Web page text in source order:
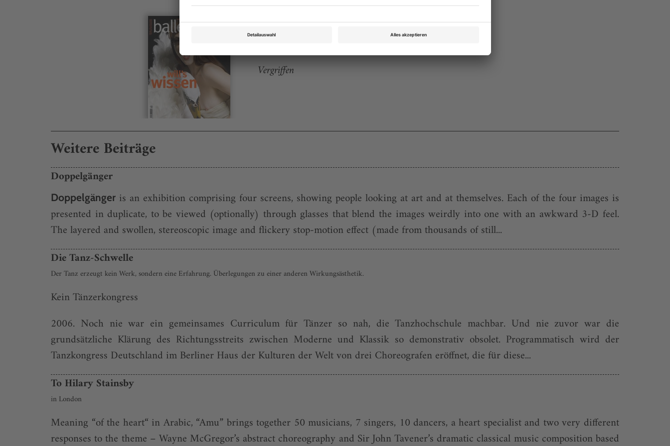
Rubrik: Premiere, Seite 4
Vergriffen
Weitere Beiträge
Doppelgänger
Doppelgänger is an exhibition comprising four screens, showing people looking at art and at themselves. Each of the four images is
presented in duplicate, to be viewed (optionally) through glasses that blend the images weirdly into one with an awkward 3-D feel.
The layered and swollen, stereoscopic image and flickery stop-motion effect (made from thousands of still...
Die Tanz-Schwelle
Der Tanz erzeugt kein Werk, sondern eine Erfahrung. Überlegungen zu einer anderen Wirkungsästhetik.
Kein Tänzerkongress
2006. Noch nie war ein gemeinsames Curriculum für Tänzer so nah, die Tanzhochschule machbar. Und nie zuvor war die
grundsätzliche Klärung des Richtungsstreits zwischen Moderne und Klassik so demonstrativ obsolet. Programmatisch wird der
Tanzkongress Deutschland im Berliner Haus der Kulturen der Welt von drei Choreografen eröffnet, die für diese...
To Hilary Stainsby
in London
Meaning “of the heart“ in Arabic, “Amu” brings together 50 musicians, 7 singers, 10 dancers, a heart specialist and two very different
responses to the theme – Wayne McGregor’s abstract choreography and Sir John Tavener’s dramatic classical music composition based